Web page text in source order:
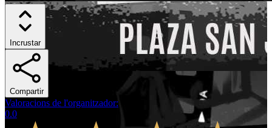
Incrustar
Compartir
Valoracions de l'organitzador:
0.0